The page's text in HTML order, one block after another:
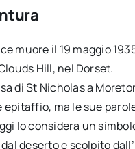
muore il 19 maggio
Hill, nel Dorset.
di St Nicholas a
epitaffio, ma le sue
lo considera un
deserto e scolpito